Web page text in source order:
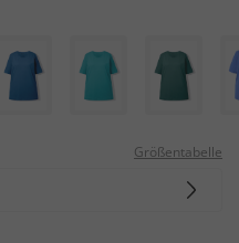
Größentabelle